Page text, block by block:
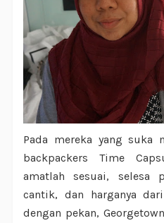
Pada mereka yang suka
backpackers Time
amatlah sesuai, selesa
cantik, dan harganya
dengan pekan,